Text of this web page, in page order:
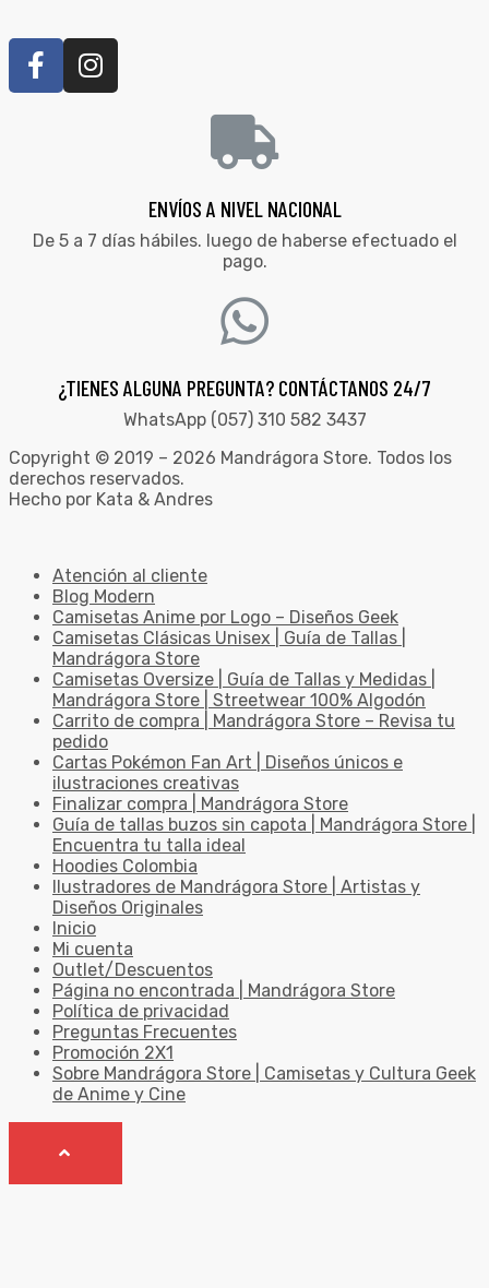
ENVÍOS A NIVEL NACIONAL
De 5 a 7 días hábiles. luego de haberse efectuado el
pago.
¿TIENES ALGUNA PREGUNTA? CONTÁCTANOS 24/7
WhatsApp (057) 310 582 3437
Copyright © 2019 – 2026 Mandrágora Store. Todos los
derechos reservados.
Hecho por Kata & Andres
Atención al cliente
Blog Modern
Camisetas Anime por Logo – Diseños Geek
Camisetas Clásicas Unisex | Guía de Tallas |
Mandrágora Store
Camisetas Oversize | Guía de Tallas y Medidas |
Mandrágora Store | Streetwear 100% Algodón
Carrito de compra | Mandrágora Store – Revisa tu
pedido
Cartas Pokémon Fan Art | Diseños únicos e
ilustraciones creativas
Finalizar compra | Mandrágora Store
Guía de tallas buzos sin capota | Mandrágora Store |
Encuentra tu talla ideal
Hoodies Colombia
Ilustradores de Mandrágora Store | Artistas y
Diseños Originales
Inicio
Mi cuenta
Outlet/Descuentos
Página no encontrada | Mandrágora Store
Política de privacidad
Preguntas Frecuentes
Promoción 2X1
Sobre Mandrágora Store | Camisetas y Cultura Geek
de Anime y Cine